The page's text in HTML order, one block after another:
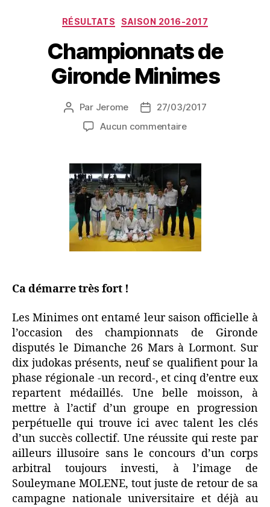
RÉSULTATS SAISON 2016-2017
Championnats de
Gironde Minimes
Par Jerome
27/03/2017
Aucun commentaire
Ca démarre très fort !
Les Minimes ont entamé leur saison officielle à
l’occasion des championnats de Gironde
disputés le Dimanche 26 Mars à Lormont. Sur
dix judokas présents, neuf se qualifient pour la
phase régionale -un record-, et cinq d’entre eux
repartent médaillés. Une belle moisson, à
mettre à l’actif d’un groupe en progression
perpétuelle qui trouve ici avec talent les clés
d’un succès collectif. Une réussite qui reste par
ailleurs illusoire sans le concours d’un corps
arbitral toujours investi, à l’image de
Souleymane MOLENE, tout juste de retour de sa
campagne nationale universitaire et déjà au